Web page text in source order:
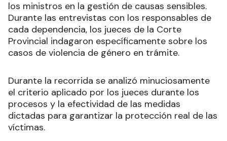
los ministros en la gestión de causas sensibles.
Durante las entrevistas con los responsables de
cada dependencia, los jueces de la Corte
Provincial indagaron específicamente sobre los
casos de violencia de género en trámite.
Durante la recorrida se analizó minuciosamente
el criterio aplicado por los jueces durante los
procesos y la efectividad de las medidas
dictadas para garantizar la protección real de las
víctimas.